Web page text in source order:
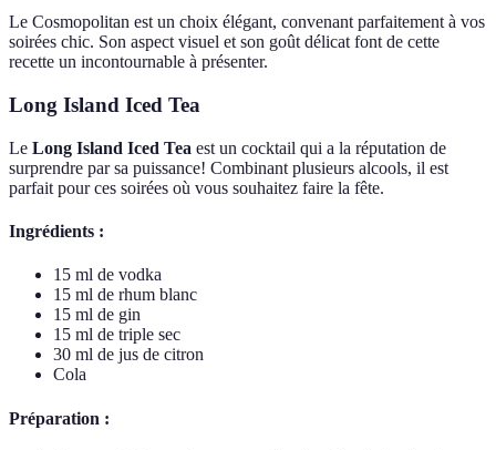
Le Cosmopolitan est un choix élégant, convenant parfaitement à vos
soirées chic. Son aspect visuel et son goût délicat font de cette
recette un incontournable à présenter.
Long Island Iced Tea
Le Long Island Iced Tea est un cocktail qui a la réputation de
surprendre par sa puissance! Combinant plusieurs alcools, il est
parfait pour ces soirées où vous souhaitez faire la fête.
Ingrédients :
15 ml de vodka
15 ml de rhum blanc
15 ml de gin
15 ml de triple sec
30 ml de jus de citron
Cola
Préparation :